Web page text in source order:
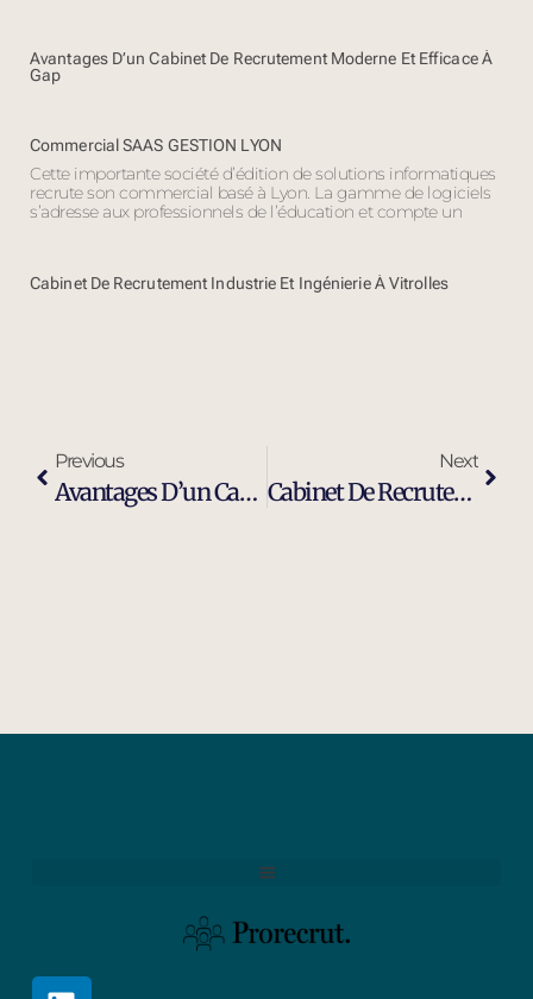
Avantages D’un Cabinet De Recrutement Moderne Et Efficace À
Gap
Commercial SAAS GESTION LYON
Cette importante société d’édition de solutions informatiques
recrute son commercial basé à Lyon. La gamme de logiciels
s’adresse aux professionnels de l’éducation et compte un
Cabinet De Recrutement Industrie Et Ingénierie À Vitrolles
Previous
Avantages D’un Cabinet De Recrutement Moderne Et Efficace À Miramas
Next
Cabinet De Recrutement Et De Sourcing À Miramas